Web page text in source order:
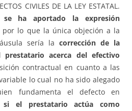
CIVILES DE LA LEY ESTATAL.
se ha aportado la expresión
por lo que la única objeción a la
sería la corrección de la
acerca del efectivo
contractual en cuanto a las
lo cual no ha sido alegado
fundamenta el defecto en
si el prestatario actúa como